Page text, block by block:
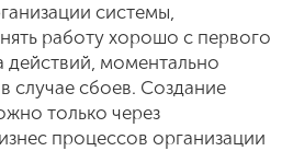
системы,
работу хорошо с первого
действий, моментально
случае сбоев. Создание
только через
процессов организации